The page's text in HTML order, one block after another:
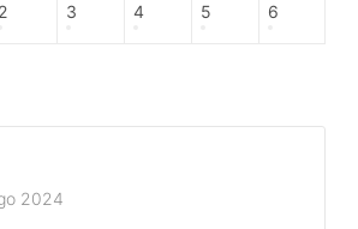
2 3 4 5 6
2024